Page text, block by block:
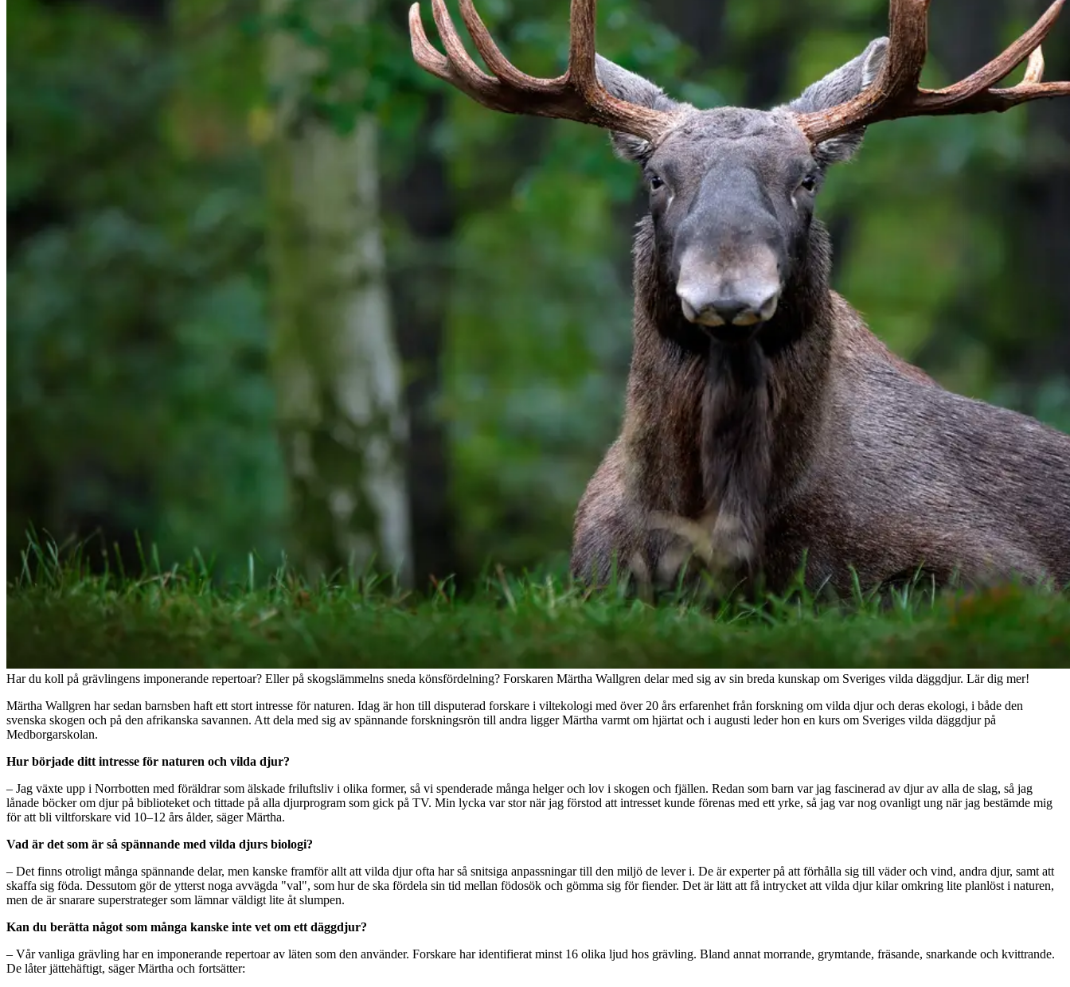
Har du koll på grävlingens imponerande repertoar? Eller på skogslämmelns sneda könsfördelning? Forskaren Märtha Wallgren delar med sig av sin breda kunskap om Sveriges vilda däggdjur. Lär dig mer!
Märtha Wallgren har sedan barnsben haft ett stort intresse för naturen. Idag är hon till disputerad forskare i viltekologi med över 20 års erfarenhet från forskning om vilda djur och deras ekologi, i både den
svenska skogen och på den afrikanska savannen. Att dela med sig av spännande forskningsrön till andra ligger Märtha varmt om hjärtat och i augusti leder hon en kurs om Sveriges vilda däggdjur på
Medborgarskolan.
Hur började ditt intresse för naturen och vilda djur?
– Jag växte upp i Norrbotten med föräldrar som älskade friluftsliv i olika former, så vi spenderade många helger och lov i skogen och fjällen. Redan som barn var jag fascinerad av djur av alla de slag, så jag
lånade böcker om djur på biblioteket och tittade på alla djurprogram som gick på TV. Min lycka var stor när jag förstod att intresset kunde förenas med ett yrke, så jag var nog ovanligt ung när jag bestämde mig
för att bli viltforskare vid 10–12 års ålder, säger Märtha.
Vad är det som är så spännande med vilda djurs biologi?
– Det finns otroligt många spännande delar, men kanske framför allt att vilda djur ofta har så snitsiga anpassningar till den miljö de lever i. De är experter på att förhålla sig till väder och vind, andra djur, samt att
skaffa sig föda. Dessutom gör de ytterst noga avvägda "val", som hur de ska fördela sin tid mellan födosök och gömma sig för fiender. Det är lätt att få intrycket att vilda djur kilar omkring lite planlöst i naturen,
men de är snarare superstrateger som lämnar väldigt lite åt slumpen.
Kan du berätta något som många kanske inte vet om ett däggdjur?
– Vår vanliga grävling har en imponerande repertoar av läten som den använder. Forskare har identifierat minst 16 olika ljud hos grävling. Bland annat morrande, grymtande, fräsande, snarkande och kvittrande.
De låter jättehäftigt, säger Märtha och fortsätter: